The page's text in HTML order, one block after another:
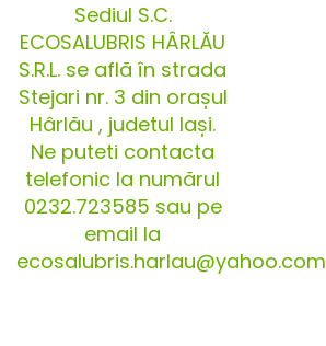
Sediul S.C.
ECOSALUBRIS HÂRLĂU
S.R.L. se află în strada
Stejari nr. 3 din orașul
Hârlău , judetul Iași.
Ne puteti contacta
telefonic la numărul
0232.723585 sau pe
email la
ecosalubris.harlau@yahoo.com